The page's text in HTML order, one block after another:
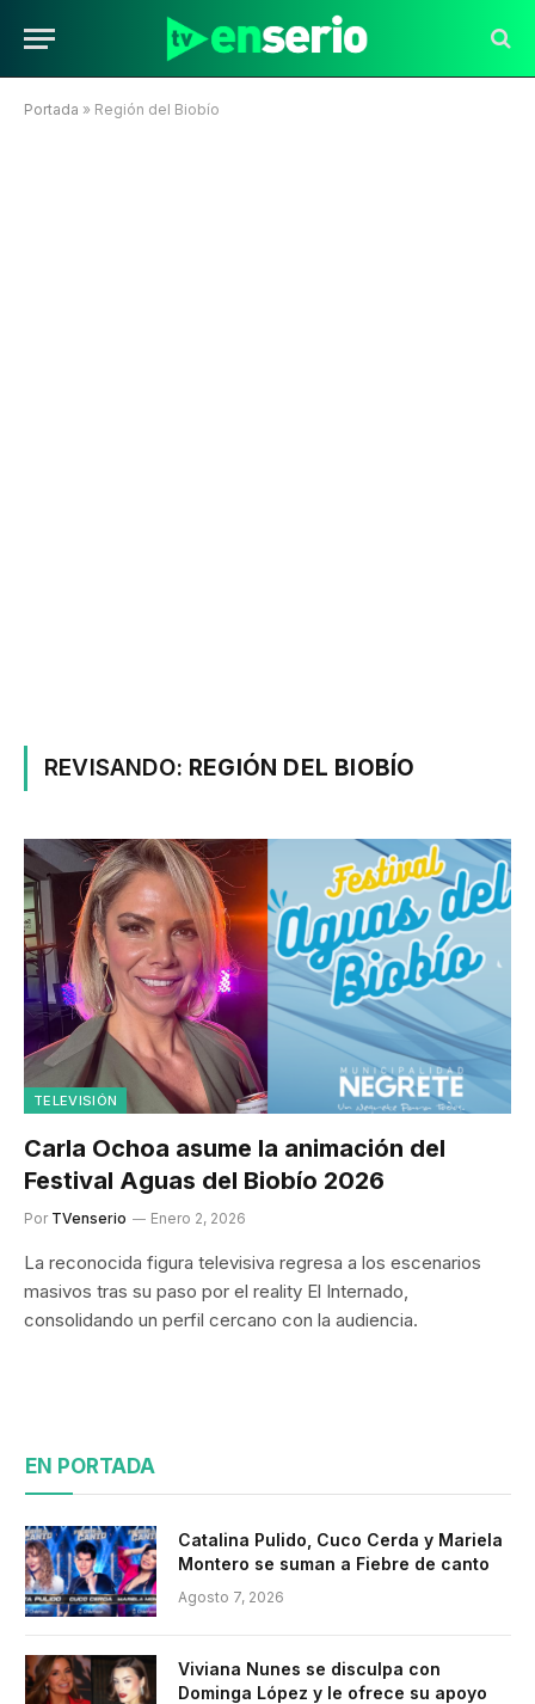
Portada » Región del Biobío
REVISANDO: REGIÓN DEL BIOBÍO
TELEVISIÓN
Carla Ochoa asume la animación del
Festival Aguas del Biobío 2026
Por TVenserio Enero 2, 2026
La reconocida figura televisiva regresa a los escenarios
masivos tras su paso por el reality El Internado,
consolidando un perfil cercano con la audiencia.
EN PORTADA
Catalina Pulido, Cuco Cerda y Mariela
Montero se suman a Fiebre de canto
Agosto 7, 2026
Viviana Nunes se disculpa con
Dominga López y le ofrece su apoyo